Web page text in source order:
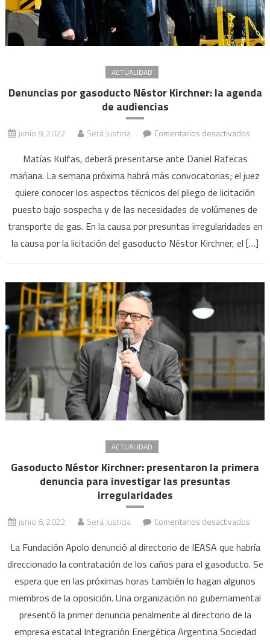
ACTUALIDAD
Denuncias por gasoducto Néstor Kirchner: la agenda
de audiencias
junio 9, 2022 Será Justicia Comentarios desactivados
la
Matías Kulfas, deberá presentarse ante Daniel Rafecas
mañana. La semana próxima habrá más convocatorias; el juez
quiere conocer los aspectos técnicos del pliego de licitación
puesto bajo sospecha y de las necesidades de volúmenes de
transporte de gas. En la causa por presuntas irregularidades en
la causa por la licitación del gasoducto Néstor Kirchner, el […]
ACTUALIDAD
Gasoducto Néstor Kirchner: presentaron la primera
denuncia para investigar las presuntas
irregularidades
junio 6, 2022 Será Justicia Comentarios desactivados
la
La Fundación Apolo denunció al directorio de IEASA que habría
direccionado la contratación de los caños para el gasoducto. Se
espera que en las próximas horas también lo hagan algunos
miembros de la oposición. Una organización no gubernamental
presentó la primer denuncia penalmente al directorio de la
empresa estatal Integración Energética Argentina Sociedad